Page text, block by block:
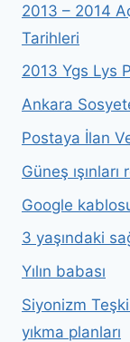
2013 – 2014
Tarihleri
2013 Ygs Lys
Ankara
Postaya İlan
Güneş
Google
3 yaşındaki
Yılın babası
Siyonizm
yıkma planları